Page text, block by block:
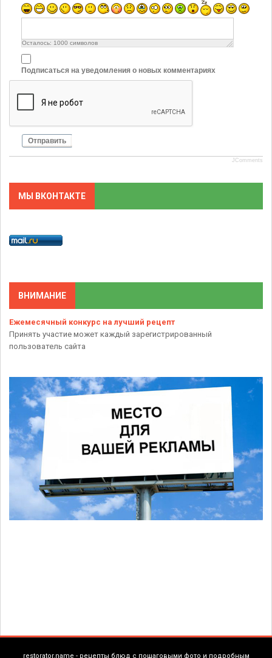
Осталось: 1000 символов
Подписаться на уведомления о новых комментариях
Отправить
JComments
МЫ ВКОНТАКТЕ
ВНИМАНИЕ
Ежемесячный конкурс на лучший рецепт
Принять участие может каждый зарегистрированный
пользователь сайта
restorator.name - рецепты блюд с пошаговыми фото и подробным